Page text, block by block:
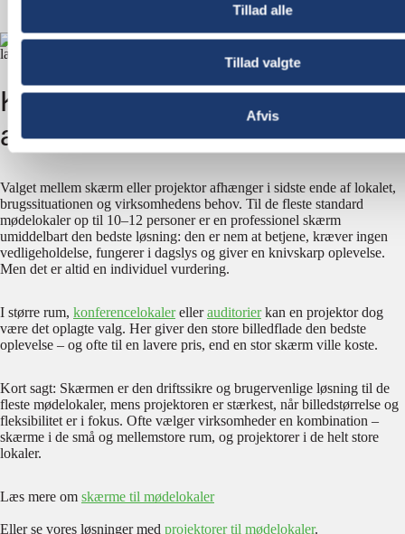
Tillad alle
Tillad valgte
Afvis
Konklusion: Det rigtige valg
afhænger af flere faktorer
Valget mellem skærm eller projektor afhænger i sidste ende af lokalet,
brugssituationen og virksomhedens behov. Til de fleste standard
mødelokaler op til 10–12 personer er en professionel skærm
umiddelbart den bedste løsning: den er nem at betjene, kræver ingen
vedligeholdelse, fungerer i dagslys og giver en knivskarp oplevelse.
Men det er altid en individuel vurdering.
I større rum, konferencelokalerellerauditorierkan en projektor dog
være det oplagte valg. Her giver den store billedflade den bedste
oplevelse – og ofte til en lavere pris, end en stor skærm ville koste.
Kort sagt: Skærmen er den driftssikre og brugervenlige løsning til de
fleste mødelokaler, mens projektoren er stærkest, når billedstørrelse og
fleksibilitet er i fokus. Ofte vælger virksomheder en kombination –
skærme i de små og mellemstore rum, og projektorer i de helt store
lokaler.
Læs mere om skærme til mødelokaler
Eller se vores løsninger med projektorer til mødelokaler.